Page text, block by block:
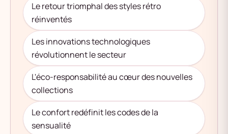
Le retour triomphal des styles rétro
réinventés
Les innovations technologiques
révolutionnent le secteur
L'éco-responsabilité au cœur des nouvelles
collections
Le confort redéfinit les codes de la
sensualité